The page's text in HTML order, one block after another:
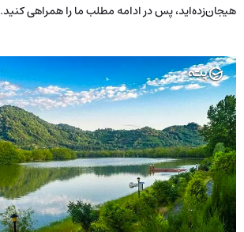
هیجان‌زده‌اید، پس در ادامه مطلب ما را همراهی کنید.